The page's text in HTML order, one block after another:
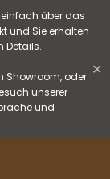
einfach über das
und Sie erhalten
Details.
Showroom, oder
unserer
und
✕